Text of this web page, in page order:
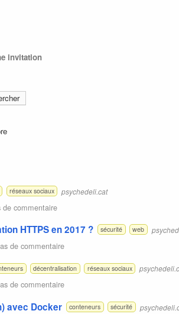
invitation
réseaux sociaux psychedeli.cat
de commentaire
HTTPS en 2017 ? sécurité web
de commentaire
décentralisation réseaux sociaux
de commentaire
avec Docker conteneurs sécurité